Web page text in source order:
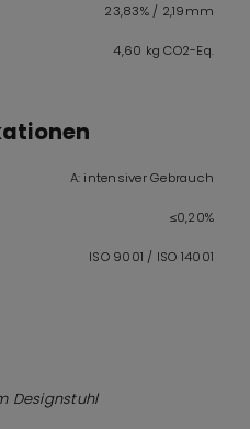
23,83% / 2,19mm
4,60 kg CO2-Eq.
A: intensiver Gebrauch
≤0,20%
ISO 9001 / ISO 14001